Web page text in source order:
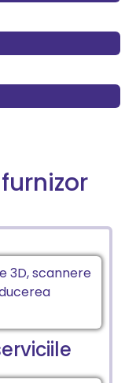
3D, scannere